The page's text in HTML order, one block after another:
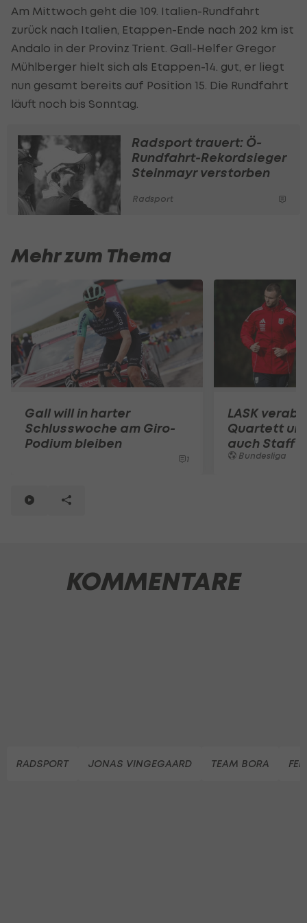
Am Mittwoch geht die 109. Italien-Rundfahrt
zurück nach Italien, Etappen-Ende nach 202 km ist
Andalo in der Provinz Trient. Gall-Helfer Gregor
Mühlberger hielt sich als Etappen-14. gut, er liegt
nun gesamt bereits auf Position 15. Die Rundfahrt
läuft noch bis Sonntag.
Radsport trauert: Ö-
Rundfahrt-Rekordsieger
Steinmayr verstorben
Radsport
Mehr zum Thema
Gall will in harter
Schlusswoche am Giro-
Podium bleiben
1
LASK
Quartett
auch Staff
Bundesliga
KOMMENTARE
RADSPORT JONAS VINGEGAARD TEAM BORA